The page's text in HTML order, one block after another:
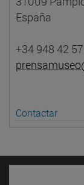
España
+34 948 42
Contactar